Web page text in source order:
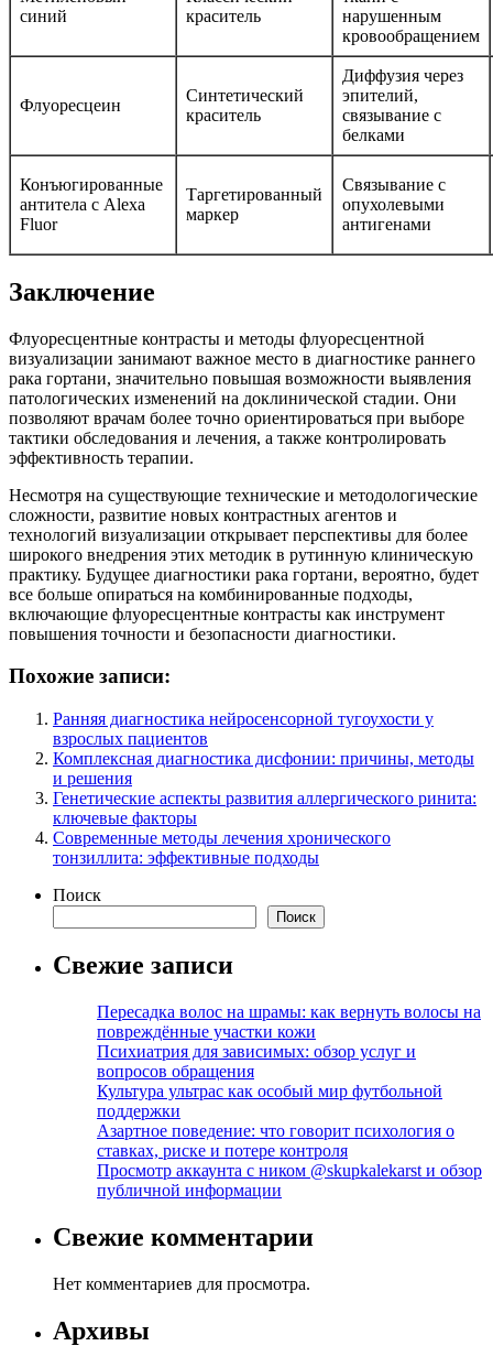
синий
краситель
нарушенным
кровообращением
Флуоресцеин
Синтетический
краситель
Диффузия через
эпителий,
связывание с
белками
Конъюгированные
антитела с Alexa
Fluor
Таргетированный
маркер
Связывание с
опухолевыми
антигенами
Заключение
Флуоресцентные контрасты и методы флуоресцентной
визуализации занимают важное место в диагностике раннего
рака гортани, значительно повышая возможности выявления
патологических изменений на доклинической стадии. Они
позволяют врачам более точно ориентироваться при выборе
тактики обследования и лечения, а также контролировать
эффективность терапии.
Несмотря на существующие технические и методологические
сложности, развитие новых контрастных агентов и
технологий визуализации открывает перспективы для более
широкого внедрения этих методик в рутинную клиническую
практику. Будущее диагностики рака гортани, вероятно, будет
все больше опираться на комбинированные подходы,
включающие флуоресцентные контрасты как инструмент
повышения точности и безопасности диагностики.
Похожие записи:
Ранняя диагностика нейросенсорной тугоухости у
взрослых пациентов
Комплексная диагностика дисфонии: причины, методы
и решения
Генетические аспекты развития аллергического ринита:
ключевые факторы
Современные методы лечения хронического
тонзиллита: эффективные подходы
Поиск
Поиск
Свежие записи
Пересадка волос на шрамы: как вернуть волосы на
повреждённые участки кожи
Психиатрия для зависимых: обзор услуг и
вопросов обращения
Культура ультрас как особый мир футбольной
поддержки
Азартное поведение: что говорит психология о
ставках, риске и потере контроля
Просмотр аккаунта с ником @skupkalekarst и обзор
публичной информации
Свежие комментарии
Нет комментариев для просмотра.
Архивы